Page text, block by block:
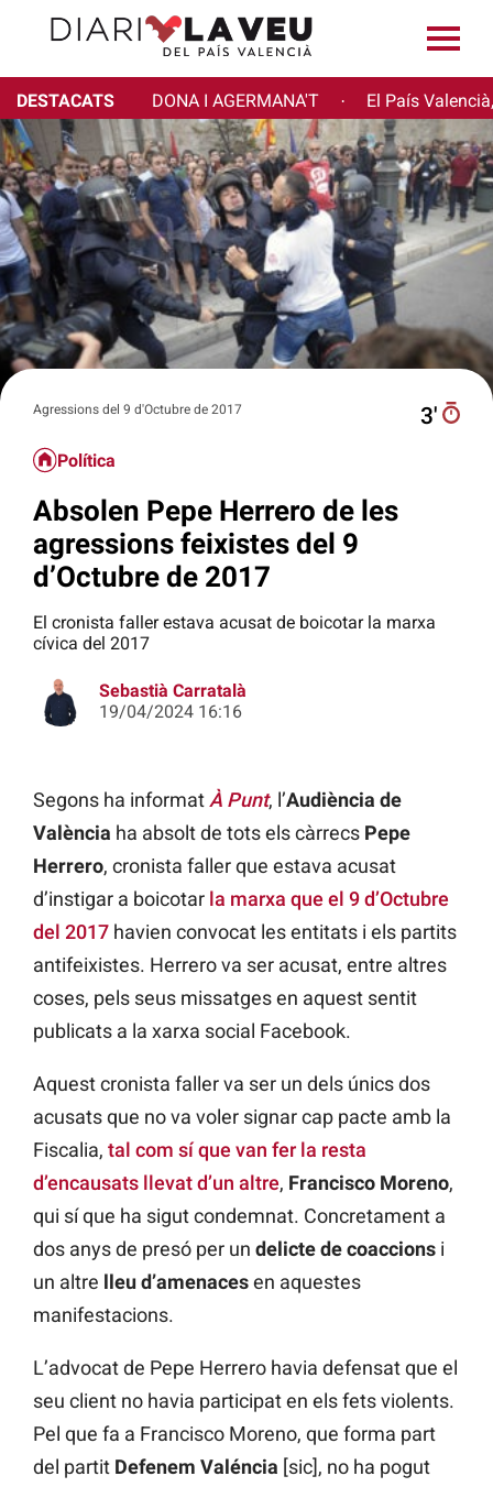
DESTACATS DONA I AGERMANA'T · El País
Agressions del 9 d'Octubre de 2017 3′
Política
Absolen Pepe Herrero de les
agressions feixistes del 9
d’Octubre de 2017
El cronista faller estava acusat de boicotar la marxa
cívica del 2017
Sebastià Carratalà
19/04/2024 16:16
Segons ha informat À Punt, l’Audiència de
València ha absolt de tots els càrrecs Pepe
Herrero, cronista faller que estava acusat
d’instigar a boicotar la marxa que el 9 d’Octubre
del 2017 havien convocat les entitats i els partits
antifeixistes. Herrero va ser acusat, entre altres
coses, pels seus missatges en aquest sentit
publicats a la xarxa social Facebook.
Aquest cronista faller va ser un dels únics dos
acusats que no va voler signar cap pacte amb la
Fiscalia, tal com sí que van fer la resta
d’encausats llevat d’un altre, Francisco Moreno,
qui sí que ha sigut condemnat. Concretament a
dos anys de presó per un delicte de coaccions i
un altre lleu d’amenacesen aquestes
manifestacions.
L’advocat de Pepe Herrero havia defensat que el
seu client no havia participat en els fets violents.
Pel que fa a Francisco Moreno, que forma part
del partit Defenem Valéncia [sic], no ha pogut